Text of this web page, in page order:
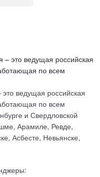
ведущая российская
по всем
и Свердловской
Арамиле, Ревде,
Асбесте, Невьянске,